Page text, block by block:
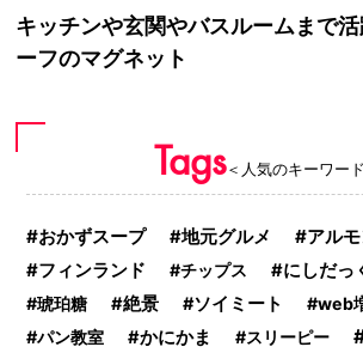
キッチンや玄関やバスルームまで
ーフのマグネット
Tags＜人気のキーワー
おかずスープ 地元グルメ アル
フィンランド チップス にしだっ
琥珀糖 絶景 ソイミート web
パン教室 かにかま スリーピー